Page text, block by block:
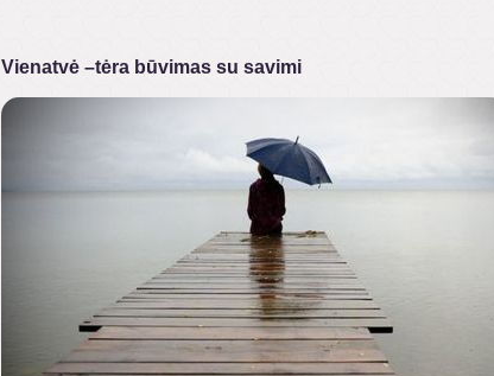
Vienatvė –tėra būvimas su savimi